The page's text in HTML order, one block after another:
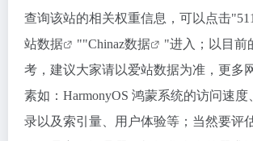
查询该站的相关权重信息，可以点击"
站数据
""Chinaz数据
"进入；以目前
考，建议大家请以爱站数据为准，更多
素如：HarmonyOS 鸿蒙系统的访问速度
录以及索引量、用户体验等；当然要评